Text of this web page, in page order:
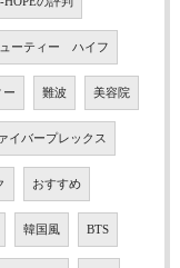
ーティー ハイフ
ー 難波 美容院
イバープレックス
おすすめ
韓国風 BTS